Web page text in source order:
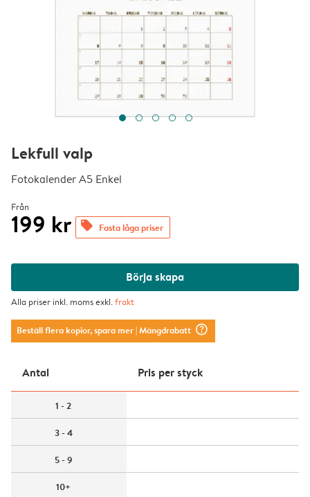
Lekfull valp
Fotokalender A5 Enkel
Från
199 kr offers Fasta låga priser
Börja skapa
Alla priser inkl. moms exkl.frakt
Beställ flera kopior, spara mer| Mängdrabatt question_mark_circle
Antal Pris per styck
1 - 2
3 - 4
5 - 9
10+